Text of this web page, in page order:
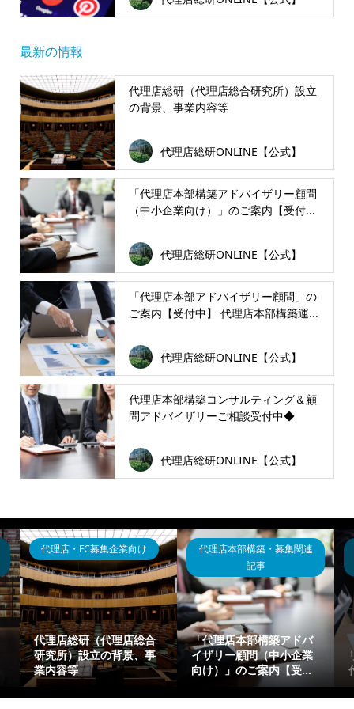
最新の情報
代理店総研（代理店総合研究所）設立
の背景、事業内容等
代理店総研ONLINE【公式】
「代理店本部構築アドバイザリー顧問
（中小企業向け）」のご案内【受付...
代理店総研ONLINE【公式】
「代理店本部アドバイザリー顧問」の
ご案内【受付中】 代理店本部構築運...
代理店総研ONLINE【公式】
代理店本部構築コンサルティング＆顧
問アドバイザリーご相談受付中◆
代理店総研ONLINE【公式】
代理店・FC募集企業向け
代理店総研（代理店総合
研究所）設立の背景、事
業内容等
代理店本部構築・募集関連
記事
「代理店本部構築アドバ
イザリー顧問（中小企業
向け）」のご案内【受...